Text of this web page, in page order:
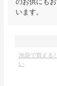
います。
池袋で買える
い